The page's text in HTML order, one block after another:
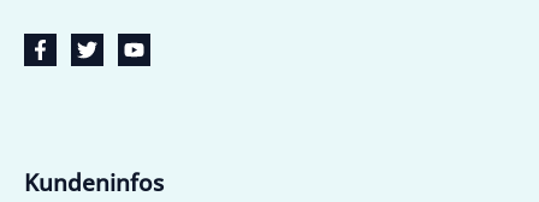
Kundeninfos